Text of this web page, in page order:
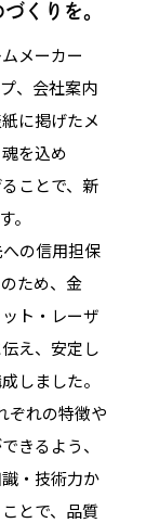
くりを。
メーカー
、会社案内
に掲げたメ
を込め
ことで、新
。
の信用担保
ため、金
ト・レーザ
え、安定し
しました。
ぞれの特徴や
きるよう、
・技術力か
とで、品質